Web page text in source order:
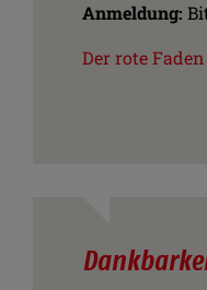
Anmeldung:
Der rote